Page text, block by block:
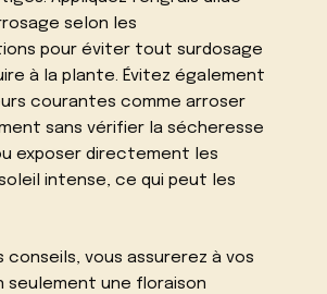
selon les
pour éviter tout surdosage
à la plante. Évitez également
courantes comme arroser
sans vérifier la sécheresse
exposer directement les
intense, ce qui peut les
conseils, vous assurerez à vos
seulement une floraison